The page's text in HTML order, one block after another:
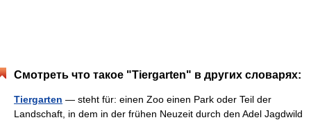
Смотреть что такое "Tiergarten" в других словарях:
Tiergarten — steht für: einen Zoo einen Park oder Teil der
Landschaft, in dem in der frühen Neuzeit durch den Adel Jagdwild